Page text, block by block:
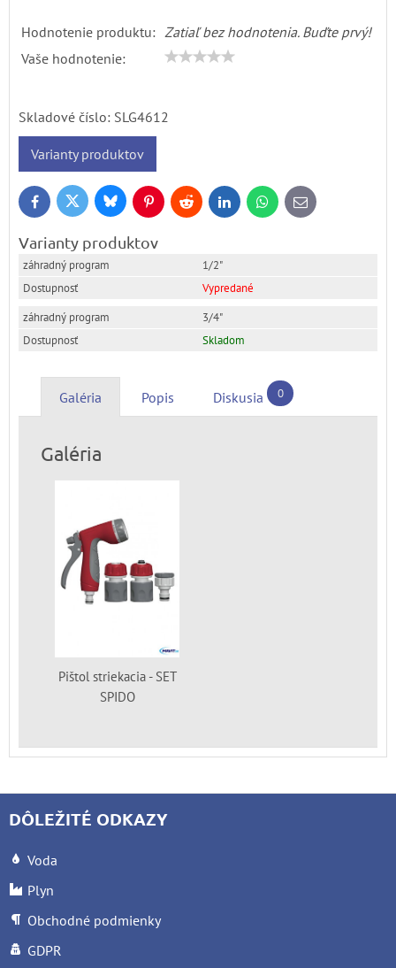
Hodnotenie produktu: Zatiaľ bez hodnotenia. Buďte prvý!
Vaše hodnotenie:
Skladové číslo: SLG4612
Varianty produktov
FacebookTwitter BlueskyPinterestReddit LinkedInWhatsApp
E-
mail
Varianty produktov
1/2"
Vypredané
3/4"
Skladom
Galéria Popis Diskusia 0
Galéria
Pištol striekacia - SET
SPIDO
DÔLEŽITÉ ODKAZY
Voda
Plyn
Obchodné podmienky
GDPR